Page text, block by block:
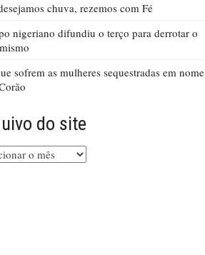
chuva, rezemos com Fé
nigeriano difundiu o terço para derrotar o
sofrem as mulheres sequestradas em nome
do site